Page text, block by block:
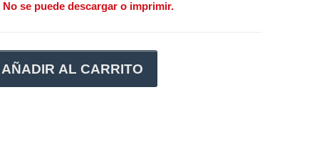
No se puede descargar o imprimir.
AÑADIR AL CARRITO